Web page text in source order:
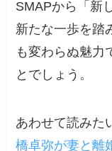
SMAPから「新
新たな一歩を踏
も変わらぬ魅力
とでしょう。
あわせて読みた
橋卓弥が妻と離